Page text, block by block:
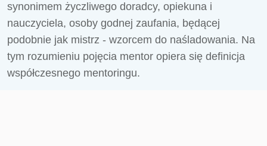
synonimem życzliwego doradcy, opiekuna i
nauczyciela, osoby godnej zaufania, będącej
podobnie jak mistrz - wzorcem do naśladowania. Na
tym rozumieniu pojęcia mentor opiera się definicja
współczesnego mentoringu.